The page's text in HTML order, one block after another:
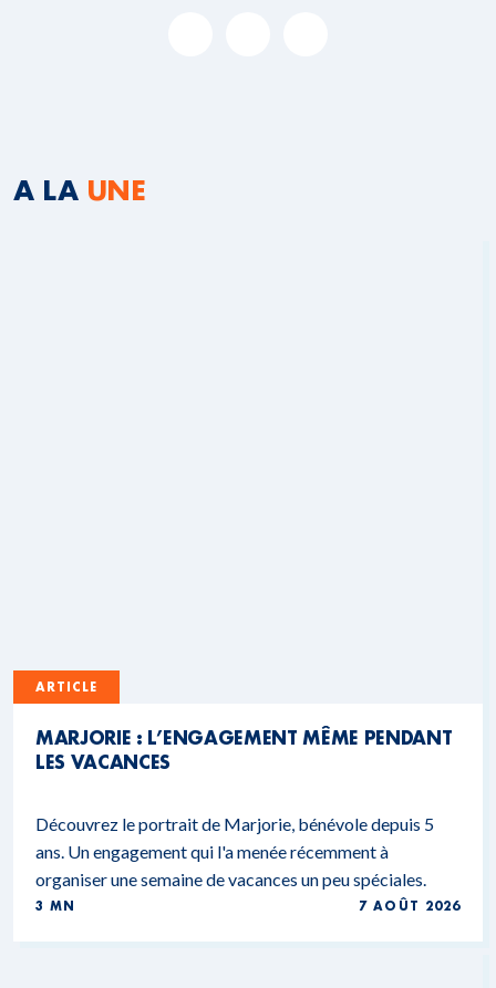
A LA UNE
ARTICLE
MARJORIE : L’ENGAGEMENT MÊME PENDANT
LES VACANCES
Découvrez le portrait de Marjorie, bénévole depuis 5
ans. Un engagement qui l'a menée récemment à
organiser une semaine de vacances un peu spéciales.
3 MN 7 AOÛT 2026